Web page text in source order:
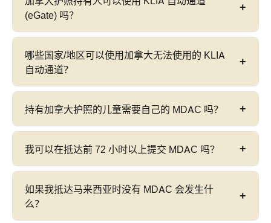
公民可以免签证进入马来西亚（每次入境最多
都必须在抵达前填写。
(eGate) 吗？
不可以。加拿大公民没有资格使用 KLIA 自动
eGate。加拿大不在 KLIA 或 KLIA2 自动移民通关的
码，以便向官员出示。这与美国、英国和澳大利亚
护照持有人不同，他们有资格使用 eGate。
哪些国家/地区可以使用加拿大无法使用的 KLIA
自动通道？
美国、英国、澳大利亚、新西兰、日本、韩国、德
详细信息，请参阅我们的美国公民的 MDAC或
澳大
利亚公民的 MDAC页面。
持有加拿大护照的儿童需要自己的 MDAC 吗？
是的。每位进入马来西亚的旅客——包括婴儿和儿
护照持有人都需要单独填写表格。
我可以在抵达前 72 小时以上提交 MDAC 吗？
不可以。MDAC 门户网站仅接受在 您计划抵达日期
前 72 小时（3 天）窗口期内
提交的申请。尝试提前
如果我抵达马来西亚时没有 MDAC 会发生什
么？